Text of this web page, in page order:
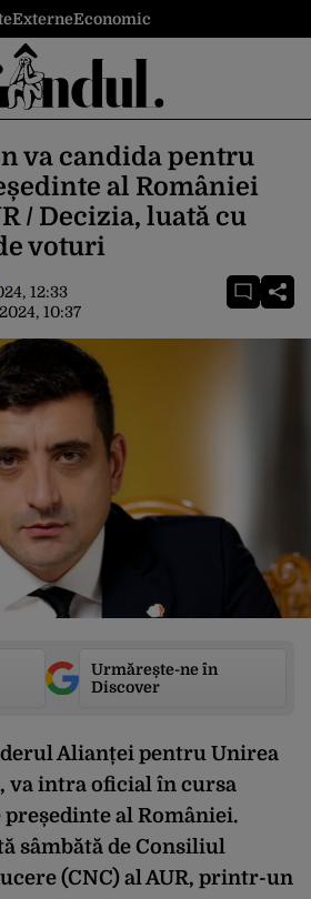
ExterneEconomic
va candida pentru
al României
/ Decizia, luată cu
voturi
12:33
10:37
Urmărește-ne în
Discover
Alianței pentru Unirea
va intra oficial în cursa
al României.
sâmbătă de Consiliul
(CNC) al AUR, printr-un